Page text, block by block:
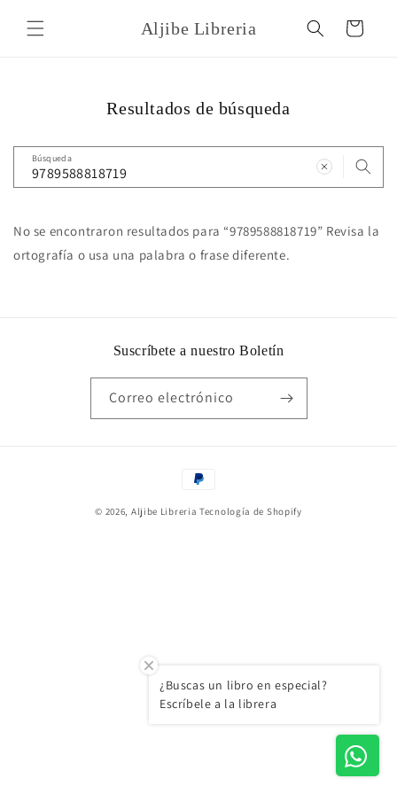
directamente
al contenido
Aljibe Libreria Carrito
Resultados de búsqueda
Búsqueda
No se encontraron resultados para “9789588818719” Revisa la
ortografía o usa una palabra o frase diferente.
Suscríbete a nuestro Boletín
Correo electrónico
Formas
pago
© 2026, Aljibe Libreria Tecnología de Shopify
¿Buscas un libro en especial?
Escríbele a la librera